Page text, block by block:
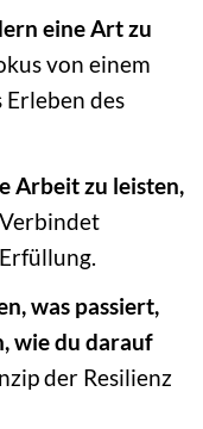
eine Art zu
von einem
des
Arbeit zu leisten,
was passiert,
wie du darauf
der Resilienz